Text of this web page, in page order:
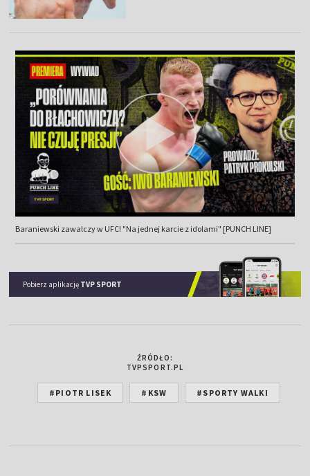
Baraniewski zawalczy w UFC! "Na jednej karcie z idolami" [PUNCH LINE]
Pobierz aplikację TVP SPORT
ŹRÓDŁO:
TVPSPORT.PL
#PIOTR LISEK #KSW #SPORTY WALKI